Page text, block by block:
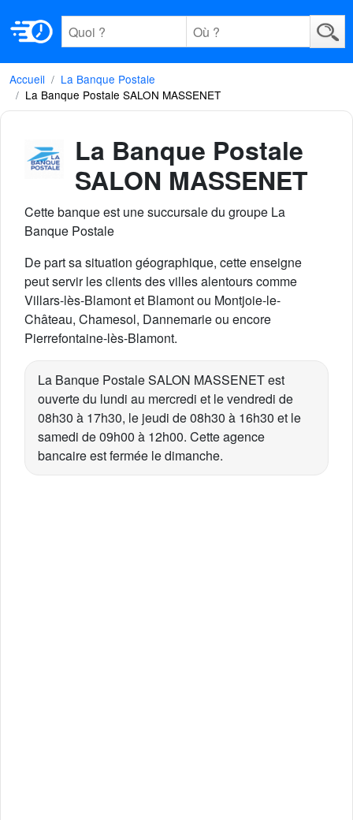
Accueil
La Banque Postale
La Banque Postale SALON MASSENET
La Banque Postale
SALON MASSENET
Cette banque est une succursale du groupe La
Banque Postale
De part sa situation géographique, cette enseigne
peut servir les clients des villes alentours comme
Villars-lès-Blamont et Blamont ou Montjoie-le-
Château, Chamesol, Dannemarie ou encore
Pierrefontaine-lès-Blamont.
La Banque Postale SALON MASSENET est
ouverte du lundi au mercredi et le vendredi de
08h30 à 17h30, le jeudi de 08h30 à 16h30 et le
samedi de 09h00 à 12h00. Cette agence
bancaire est fermée le dimanche.